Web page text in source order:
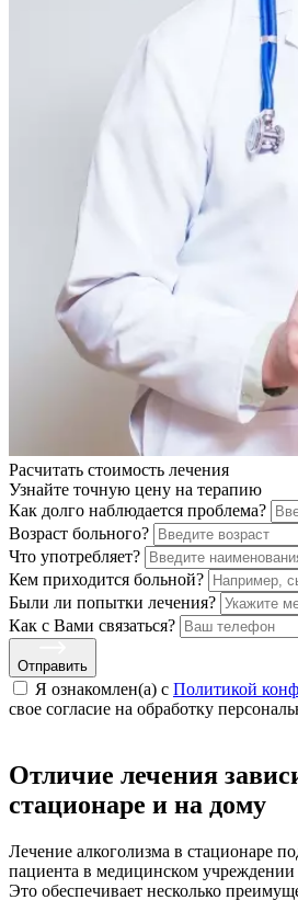
Расчитать стоимость лечения
Узнайте точную цену на терапию
Как долго наблюдается проблема?
Возраст больного?
Что употребляет?
Кем приходится больной?
Были ли попытки лечения?
Как с Вами связаться?
Отправить
Я ознакомлен(а) с Политикой
свое cогласие на обработку
Отличие лечения
стационаре и на дому
Лечение алкоголизма в стационаре
пациента в медицинском учреждении
Это обеспечивает несколько